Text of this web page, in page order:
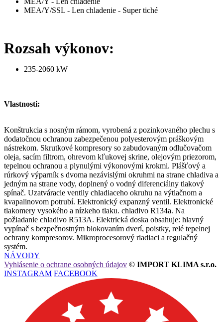
MEA/Y/SSL - Len chladenie - Super tiché
Rozsah výkonov:
235-2060 kW
Vlastnosti:
Konštrukcia s nosným rámom, vyrobená z pozinkovaného plechu s
dodatočnou ochranou zabezpečenou polyesterovým práškovým
nástrekom. Skrutkové kompresory so zabudovaným odlučovačom
oleja, sacím filtrom, ohrevom kľukovej skrine, olejovým priezorom,
tepelnou ochranou a plynulými výkonovými krokmi. Plášťový a
rúrkový výparník s dvoma nezávislými okruhmi na strane chladiva a
jedným na strane vody, doplnený o vodný diferenciálny tlakový
spínač. Uzatváracie ventily chladiaceho okruhu na výtlačnom a
kvapalinovom potrubí. Elektronický expanzný ventil. Elektronické
tlakomery vysokého a nízkeho tlaku. chladivo R134a. Na
požiadanie chladivo R513A. Elektrická doska obsahuje: hlavný
vypínač s bezpečnostným blokovaním dverí, poistky, relé tepelnej
ochrany kompresorov. Mikroprocesorový riadiaci a regulačný
systém.
NÁVODY
Vyhlásenie o ochrane osobných údajov © IMPORT KLIMA s.r.o.
INSTAGRAM FACEBOOK